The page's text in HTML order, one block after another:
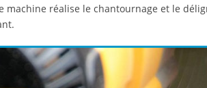
machine réalise le chantournage et le